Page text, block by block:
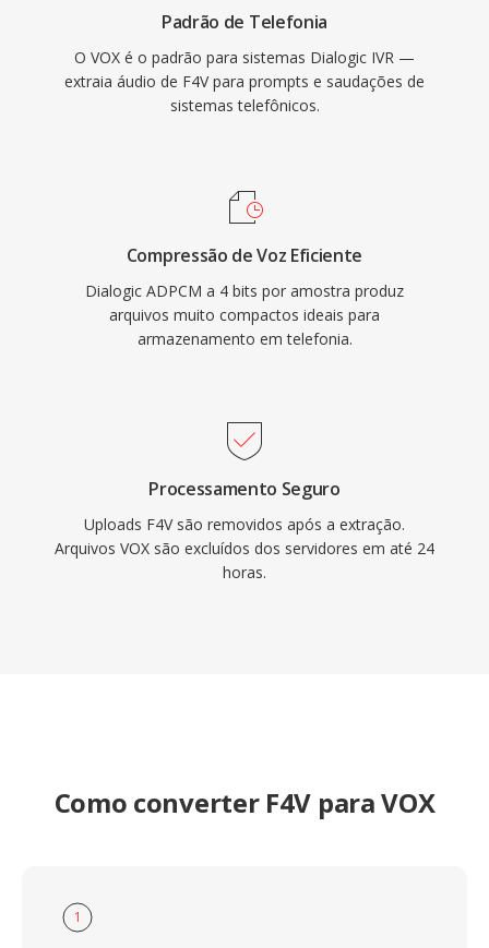
Padrão de Telefonia
O VOX é o padrão para sistemas Dialogic IVR —
extraia áudio de F4V para prompts e saudações de
sistemas telefônicos.
Compressão de Voz Eficiente
Dialogic ADPCM a 4 bits por amostra produz
arquivos muito compactos ideais para
armazenamento em telefonia.
Processamento Seguro
Uploads F4V são removidos após a extração.
Arquivos VOX são excluídos dos servidores em até 24
horas.
Como converter F4V para VOX
1